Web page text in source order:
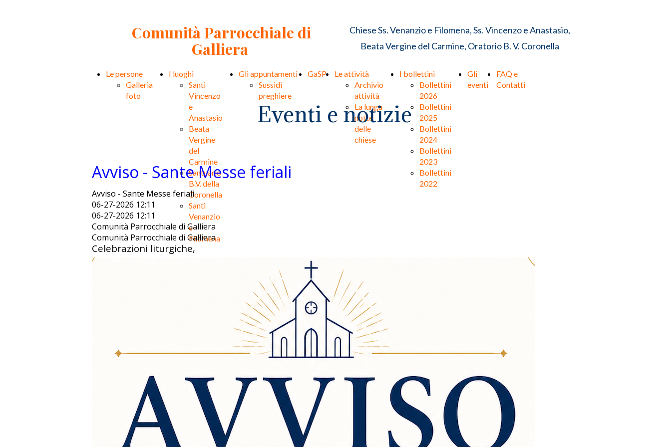
Chiese Ss. Venanzio e Filomena, Ss. Vincenzo e Anastasio,
Beata Vergine del Carmine, Oratorio B. V. Coronella
Comunità Parrocchiale di
Galliera
Le persone
Galleria
foto
I luoghi
Santi
Vincenzo
e
Anastasio
Beata
Vergine
del
Carmine
Santuario
B.V. della
Coronella
Santi
Venanzio
e
Filomena
Gli appuntamenti
Sussidi
preghiere
GaSP
Le attività
Archivio
attività
La lunga
notte
delle
chiese
I bollettini
Bollettini
2026
Bollettini
2025
Bollettini
2024
Bollettini
2023
Bollettini
2022
Gli
eventi
FAQ e
Contatti
Eventi e notizie
Avviso - Sante Messe feriali
Avviso - Sante Messe feriali
06-27-2026 12:11
06-27-2026 12:11
Comunità Parrocchiale di Galliera
Comunità Parrocchiale di Galliera
Celebrazioni liturgiche,